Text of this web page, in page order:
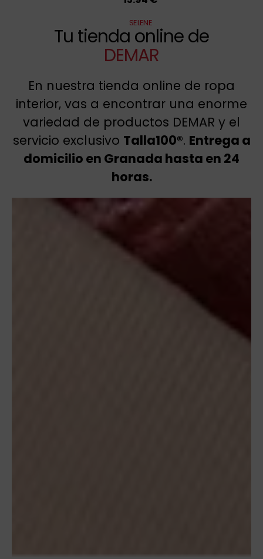
SELENE
Tu tienda online de
DEMAR
En nuestra tienda online de ropa
interior, vas a encontrar una enorme
variedad de productos DEMAR y el
servicio exclusivo Talla100®. Entrega a
domicilio en Granada hasta en 24
horas.